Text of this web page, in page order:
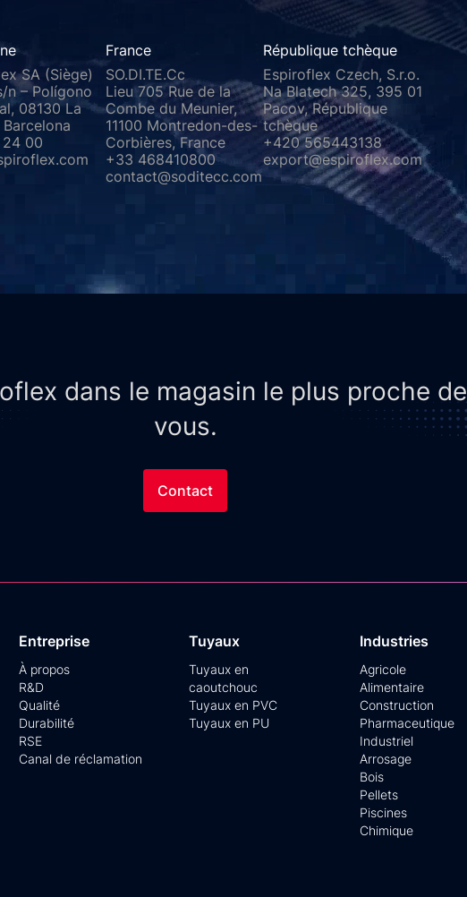
SA (Siège)
n – PoIígono
08130 La
00
France
SO.DI.TE.Cc
Lieu 705 Rue de la
Combe du Meunier,
11100 Montredon-des-
Corbières, France
+33 468410800
contact@soditecc.com
République tchèque
Espiroflex Czech, S.r.o.
Na Blatech 325, 395 01
Pacov, République
tchèque
+420 565443138
export@espiroflex.com
dans le magasin le plus proche
vous.
Contact
Entreprise
À propos
R&D
Qualité
Durabilité
RSE
Canal de réclamation
Tuyaux
Tuyaux en
caoutchouc
Tuyaux en PVC
Tuyaux en PU
Industries
Agricole
Alimentaire
Construction
Pharmaceutique
Industriel
Arrosage
Bois
Pellets
Piscines
Chimique